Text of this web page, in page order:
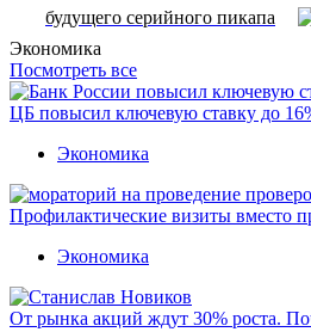
будущего серийного пикапа
Экономика
Посмотреть все
ЦБ повысил ключевую ставку до
Экономика
Профилактические визиты вместо
Экономика
От рынка акций ждут 30% роста.